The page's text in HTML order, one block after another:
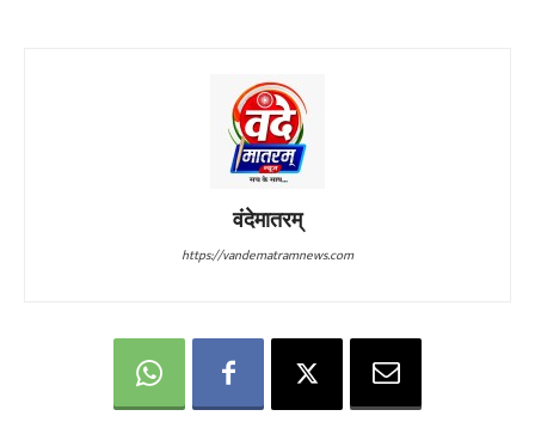
वंदेमातरम्
https://vandematramnews.com